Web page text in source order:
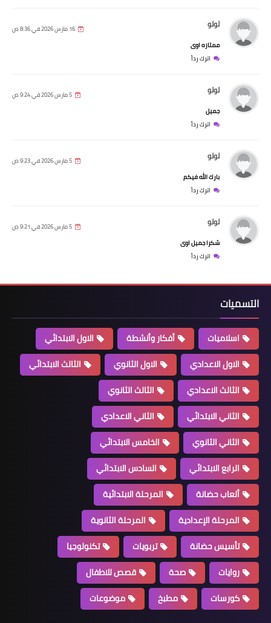
لولو 16 مارس 2026 في 8:36 ص
ممتازه اوى
اترك رداً
لولو 5 مارس 2026 في 9:24 ص
جميل
اترك رداً
لولو 5 مارس 2026 في 9:23 ص
بارك الله فيكم
اترك رداً
لولو 5 مارس 2026 في 9:21 ص
شكرا جميل اوى
اترك رداً
التسميات
اسلاميات أفكار وأنشطة
الاول الابتدائي
الاول الاعدادي
الاول الثانوي
الثالث الابتدائي
الثالث الاعدادي
الثالث الثانوي
الثاني الابتدائي
الثاني الاعدادي
الثاني الثانوي
الخامس الابتدائي
الرابع الابتدائي
السادس الابتدائي
ألعاب حضانة
المرحلة الابتدائية
المرحلة الإعدادية
المرحلة الثانوية
تأسيس حضانة
تربويات
تكنولوجيا
روايات
صحة
قصص للاطفال
كورسات
مطبخ موضوعات